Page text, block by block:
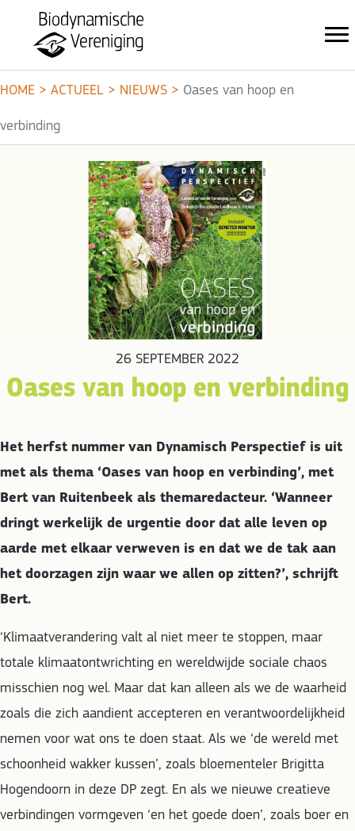
HOME > ACTUEEL > NIEUWS > Oases van hoop en
verbinding
26 SEPTEMBER 2022
Oases van hoop en verbinding
Het herfst nummer van Dynamisch Perspectief is uit
met als thema ‘Oases van hoop en verbinding’, met
Bert van Ruitenbeek als themaredacteur. ‘Wanneer
dringt werkelijk de urgentie door dat alle leven op
aarde met elkaar verweven is en dat we de tak aan
het doorzagen zijn waar we allen op zitten?’, schrijft
Bert.
‘Klimaatverandering valt al niet meer te stoppen, maar
totale klimaatontwrichting en wereldwijde sociale chaos
misschien nog wel. Maar dat kan alleen als we de waarheid
zoals die zich aandient accepteren en verantwoordelijkheid
nemen voor wat ons te doen staat. Als we ‘de wereld met
schoonheid wakker kussen’, zoals bloementeler Brigitta
Hogendoorn in deze DP zegt. En als we nieuwe creatieve
verbindingen vormgeven ‘en het goede doen’, zoals boer en